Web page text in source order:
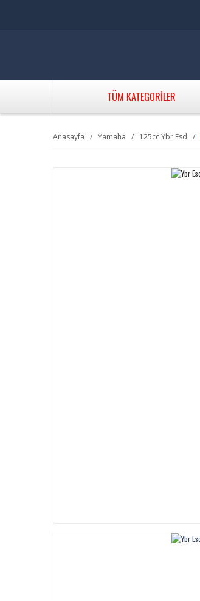
TÜM KATEGORİLER
Anasayfa Yamaha 125cc Ybr Esd